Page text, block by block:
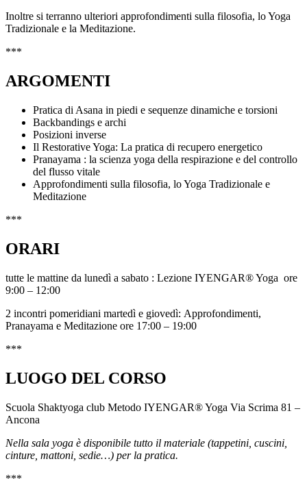
Inoltre si terranno ulteriori approfondimenti sulla filosofia, lo Yoga
Tradizionale e la Meditazione.
***
ARGOMENTI
Pratica di Asana in piedi e sequenze dinamiche e torsioni
Backbandings e archi
Posizioni inverse
Il Restorative Yoga: La pratica di recupero energetico
Pranayama : la scienza yoga della respirazione e del controllo
del flusso vitale
Approfondimenti sulla filosofia, lo Yoga Tradizionale e
Meditazione
***
ORARI
tutte le mattine da lunedì a sabato : Lezione IYENGAR® Yoga ore
9:00 – 12:00
2 incontri pomeridiani martedì e giovedì: Approfondimenti,
Pranayama e Meditazione ore 17:00 – 19:00
***
LUOGO DEL CORSO
Scuola Shaktyoga club Metodo IYENGAR® Yoga Via Scrima 81 –
Ancona
Nella sala yoga è disponibile tutto il materiale (tappetini, cuscini,
cinture, mattoni, sedie…) per la pratica.
***